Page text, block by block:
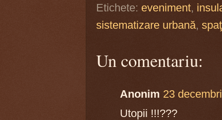
Etichete: eveniment,
sistematizare urbană,
Un comentariu:
Anonim 23
Utopii !!!???